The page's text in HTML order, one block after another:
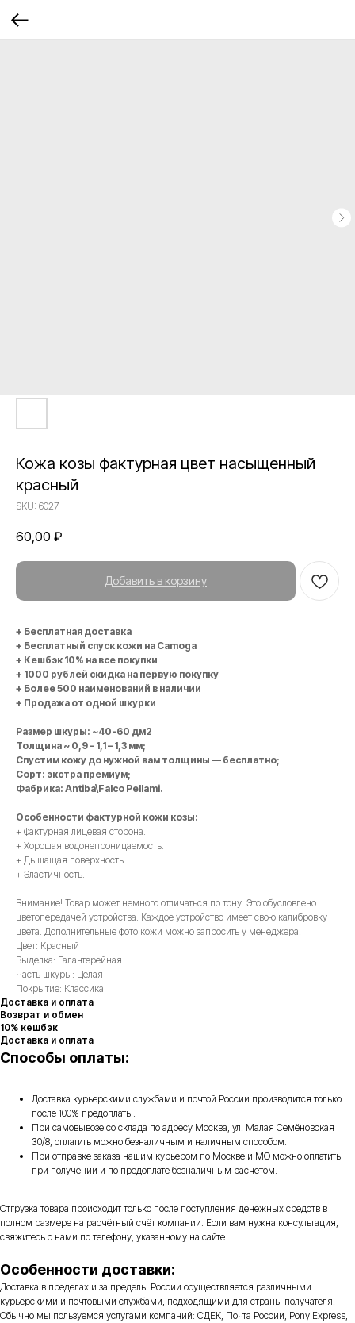
Кожа козы фактурная цвет насыщенный
красный
SKU: 6027
60,00 ₽
Добавить в корзину
+ Бесплатная доставка
+ Бесплатный спуск кожи на Camoga
+ Кешбэк 10% на все покупки
+ 1000 рублей скидка на первую покупку
+ Более 500 наименований в наличии
+ Продажа от одной шкурки
Размер шкуры: ~40-60 дм2
Толщина ~ 0,9 – 1,1 – 1,3 мм;
Спустим кожу до нужной вам толщины — бесплатно;
Сорт: экстра премиум;
Фабрика: Antiba\Falco Pellami.
Особенности фактурной кожи козы:
+ Фактурная лицевая сторона.
+ Хорошая водонепроницаемость.
+ Дышащая поверхность.
+ Эластичность.
Внимание! Товар может немного отличаться по тону. Это обусловлено
цветопередачей устройства. Каждое устройство имеет свою калибровку
цвета. Дополнительные фото кожи можно запросить у менеджера.
Цвет: Красный
Выделка: Галантерейная
Часть шкуры: Целая
Покрытие: Классика
Доставка и оплата
Возврат и обмен
10% кешбэк
Доставка и оплата
Способы оплаты:
Доставка курьерскими службами и почтой России производится только
после 100% предоплаты.
При самовывозе со склада по адресу Москва, ул. Малая Семёновская
30/8, оплатить можно безналичным и наличным способом.
При отправке заказа нашим курьером по Москве и МО можно оплатить
при получении и по предоплате безналичным расчётом.
Отгрузка товара происходит только после поступления денежных средств в
полном размере на расчётный счёт компании. Если вам нужна консультация,
свяжитесь с нами по телефону, указанному на сайте.
Особенности доставки:
Доставка в пределах и за пределы России осуществляется различными
курьерскими и почтовыми службами, подходящими для страны получателя.
Обычно мы пользуемся услугами компаний: СДЕК, Почта России, Pony Express,